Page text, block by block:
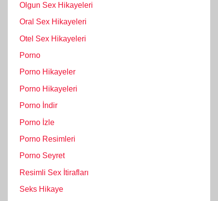
Olgun Sex Hikayeleri
Oral Sex Hikayeleri
Otel Sex Hikayeleri
Porno
Porno Hikayeler
Porno Hikayeleri
Porno İndir
Porno İzle
Porno Resimleri
Porno Seyret
Resimli Sex İtirafları
Seks Hikaye